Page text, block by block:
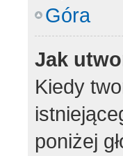
Góra
Jak
Kiedy
poniżej